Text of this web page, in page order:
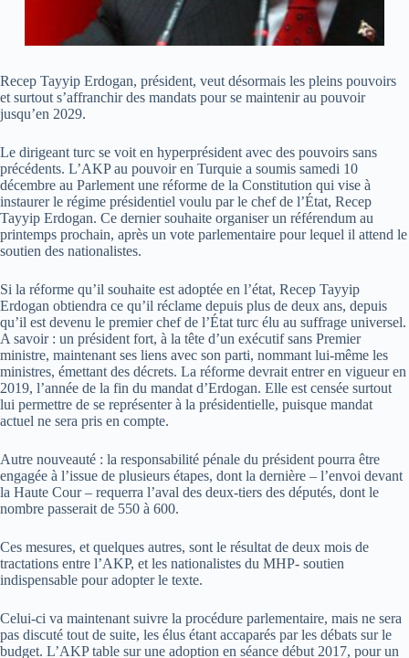
Recep Tayyip Erdogan, président, veut désormais les pleins pouvoirs
et surtout s’affranchir des mandats pour se maintenir au pouvoir
jusqu’en 2029.
Le dirigeant turc se voit en hyperprésident avec des pouvoirs sans
précédents. L’AKP au pouvoir en Turquie a soumis samedi 10
décembre au Parlement une réforme de la Constitution qui vise à
instaurer le régime présidentiel voulu par le chef de l’État, Recep
Tayyip Erdogan. Ce dernier souhaite organiser un référendum au
printemps prochain, après un vote parlementaire pour lequel il attend le
soutien des nationalistes.
Si la réforme qu’il souhaite est adoptée en l’état, Recep Tayyip
Erdogan obtiendra ce qu’il réclame depuis plus de deux ans, depuis
qu’il est devenu le premier chef de l’État turc élu au suffrage universel.
A savoir : un président fort, à la tête d’un exécutif sans Premier
ministre, maintenant ses liens avec son parti, nommant lui-même les
ministres, émettant des décrets. La réforme devrait entrer en vigueur en
2019, l’année de la fin du mandat d’Erdogan. Elle est censée surtout
lui permettre de se représenter à la présidentielle, puisque mandat
actuel ne sera pris en compte.
Autre nouveauté : la responsabilité pénale du président pourra être
engagée à l’issue de plusieurs étapes, dont la dernière – l’envoi devant
la Haute Cour – requerra l’aval des deux-tiers des députés, dont le
nombre passerait de 550 à 600.
Ces mesures, et quelques autres, sont le résultat de deux mois de
tractations entre l’AKP, et les nationalistes du MHP- soutien
indispensable pour adopter le texte.
Celui-ci va maintenant suivre la procédure parlementaire, mais ne sera
pas discuté tout de suite, les élus étant accaparés par les débats sur le
budget. L’AKP table sur une adoption en séance début 2017, pour un